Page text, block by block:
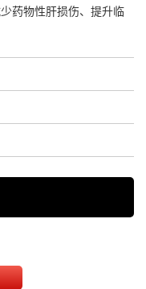
药物性肝损伤、提升临